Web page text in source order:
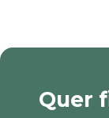
Quer